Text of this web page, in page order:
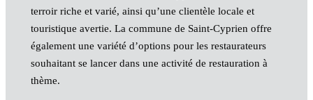
terroir riche et varié, ainsi qu’une clientèle locale et
touristique avertie. La commune de Saint-Cyprien offre
également une variété d’options pour les restaurateurs
souhaitant se lancer dans une activité de restauration à
thème.